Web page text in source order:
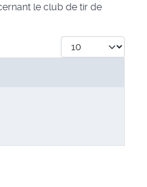
le club de tir de
Afficher #